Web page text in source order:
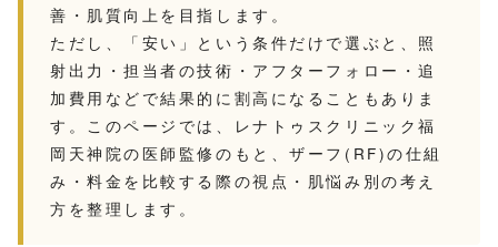
善・肌質向上を目指します。
ただし、「安い」という条件だけで選ぶと、照
射出力・担当者の技術・アフターフォロー・追
加費用などで結果的に割高になることもありま
す。このページでは、レナトゥスクリニック福
岡天神院の医師監修のもと、ザーフ(RF)の仕組
み・料金を比較する際の視点・肌悩み別の考え
方を整理します。